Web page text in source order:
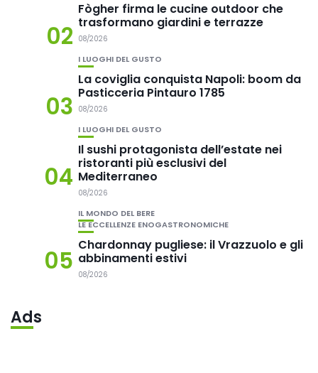
02
Fògher firma le cucine outdoor che
trasformano giardini e terrazze
08/2026
03
I LUOGHI DEL GUSTO
La coviglia conquista Napoli: boom da
Pasticceria Pintauro 1785
08/2026
04
I LUOGHI DEL GUSTO
Il sushi protagonista dell’estate nei
ristoranti più esclusivi del
Mediterraneo
08/2026
05
IL MONDO DEL BERE
LE ECCELLENZE ENOGASTRONOMICHE
Chardonnay pugliese: il Vrazzuolo e gli
abbinamenti estivi
08/2026
Ads